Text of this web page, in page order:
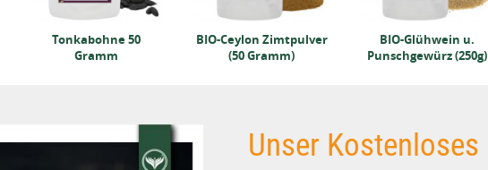
Tonkabohne 50
Gramm
BIO-Ceylon Zimtpulver
(50 Gramm)
BIO-Glühwein u.
Punschgewürz (250g)
Unser Kostenloses